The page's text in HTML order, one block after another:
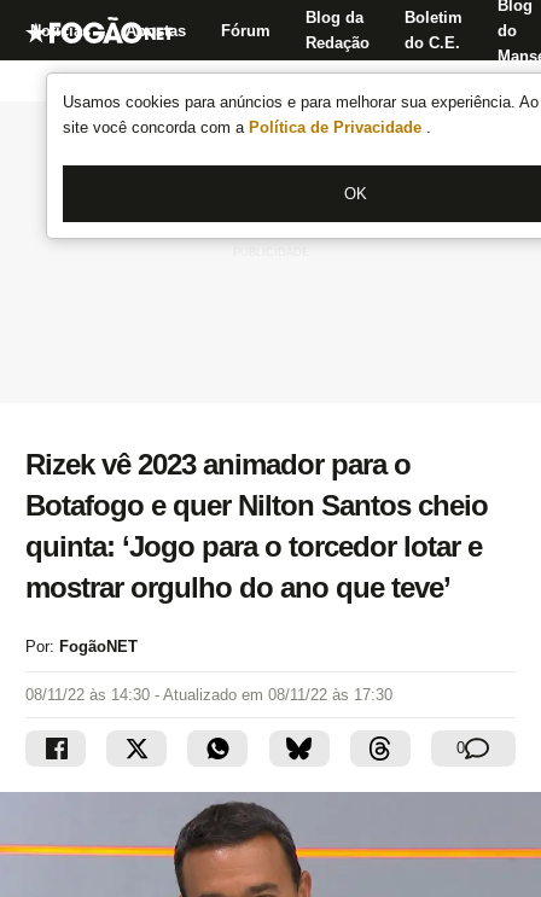
Usamos cookies para anúncios e para melhorar sua experiência.
site você concorda com a Política de Privacidade .
OK
Notícias Apostas Fórum
Blog da
Redação
Boletim
do C.E.
Blog
do
Rizek vê 2023 animador para o
Botafogo e quer Nilton Santos cheio
quinta: ‘Jogo para o torcedor lotar e
mostrar orgulho do ano que teve’
Por: FogãoNET
08/11/22 às 14:30 - Atualizado em 08/11/22 às 17:30
0